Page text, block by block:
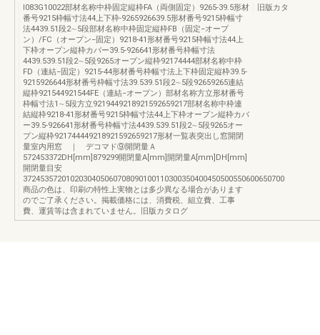
I083G10022部材名称中枠固定縦枠FA（両側固定）9265-39.5形材
番号9215枠幅寸法44上下枠-9265926639.5形材番号9215枠幅寸
法4439.51段2∼5段部材名称中枠固定縦枠FB（固定−オープ
ン）/FC（オープン−固定）9218-41形材番号9215枠幅寸法44上
下枠オープン縦枠カバー39.5-926641形材番号枠幅寸法
4439.539.51段2∼5段9265オープン縦枠92174444部材名称中枠
FD（連結−固定）9215-44形材番号枠幅寸法上下枠固定縦枠39.5-
9215926644形材番号枠幅寸法39.539.51段2∼5段92659265連結
縦枠921544921544FE（連結−オープン）部材名称方立形材番号
枠幅寸法1∼5段方立9219449218921592659217部材名称中枠連
結縦枠9218-41形材番号9215枠幅寸法44上下枠オープン縦枠カバ
ー39.5-926641形材番号枠幅寸法4439.539.51段2∼5段9265オー
プン縦枠921744449218921592659217形材一覧表突出し窓開閉
量室内用窓 ｜ デコマド⑨開閉量Ａ
572453372DH[mm]879299開閉量A[mm]開閉量A[mm]DH[mm]
開閉量目安
3724535720102030405060708090100110300350400450500550600650700
商品の色は、印刷の特性上実物とは多少異なる場合があります
のでご了承ください。掲載価格には、消費税、組立費、工事
費、運賃等は含まれていません。旧版カタログ
旧版カタ